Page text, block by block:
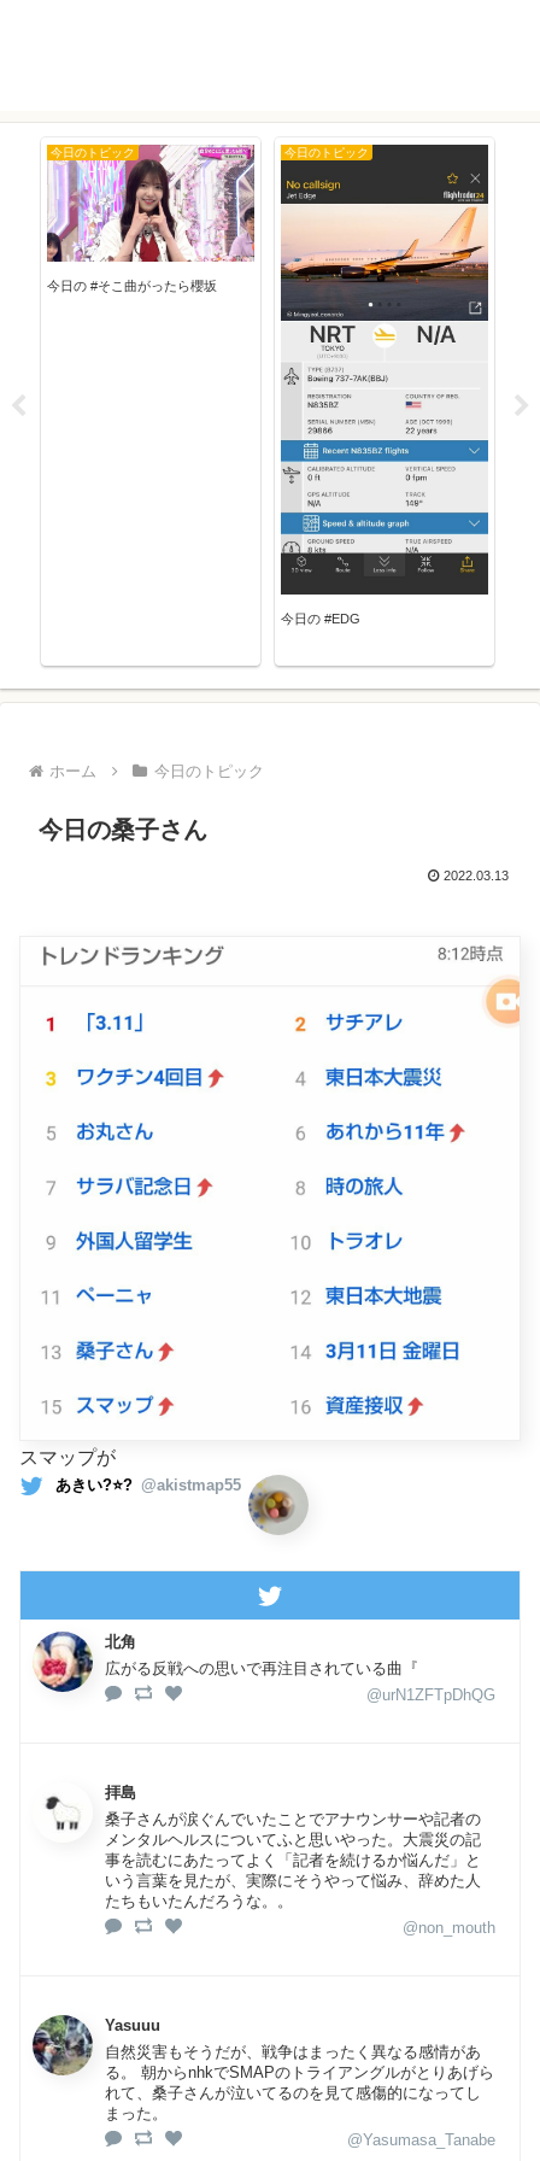
今日のトピック
今日の #そこ曲がったら櫻坂
今日のトピック
今日の #EDG
ホーム 今日のトピック
今日の桑子さん
2022.03.13
スマップが
あきい?⭐️? @akistmap55
北角
広がる反戦への思いで再注目されている曲『
@urN1ZFTpDhQG
拝島
桑子さんが涙ぐんでいたことでアナウンサーや記者の
メンタルヘルスについてふと思いやった。大震災の記
事を読むにあたってよく「記者を続けるか悩んだ」と
いう言葉を見たが、実際にそうやって悩み、辞めた人
たちもいたんだろうな。。
@non_mouth
Yasuuu
自然災害もそうだが、戦争はまったく異なる感情があ
る。 朝からnhkでSMAPのトライアングルがとりあげら
れて、桑子さんが泣いてるのを見て感傷的になってし
まった。
@Yasumasa_Tanabe